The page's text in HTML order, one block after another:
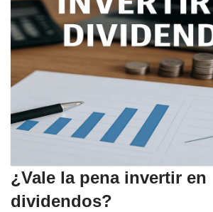
¿Vale la pena invertir en
dividendos?